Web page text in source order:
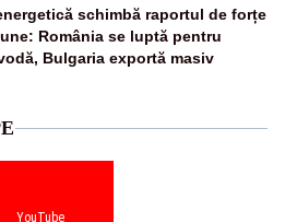
schimbă raportul de forțe
România se luptă pentru
Bulgaria exportă masiv
YouTube